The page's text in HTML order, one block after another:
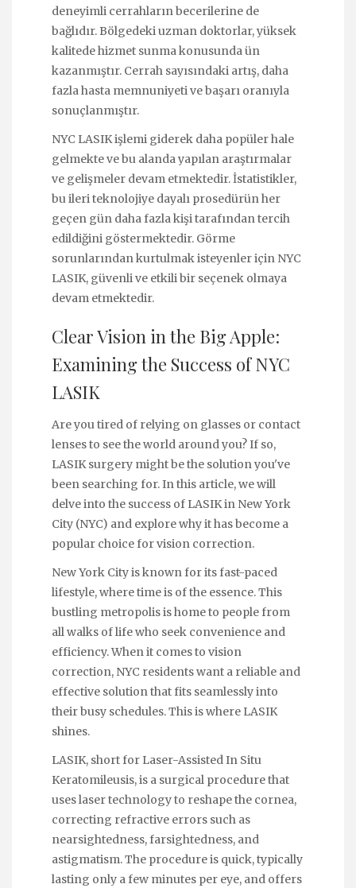
deneyimli cerrahların becerilerine de
bağlıdır. Bölgedeki uzman doktorlar, yüksek
kalitede hizmet sunma konusunda ün
kazanmıştır. Cerrah sayısındaki artış, daha
fazla hasta memnuniyeti ve başarı oranıyla
sonuçlanmıştır.
NYC LASIK işlemi giderek daha popüler hale
gelmekte ve bu alanda yapılan araştırmalar
ve gelişmeler devam etmektedir. İstatistikler,
bu ileri teknolojiye dayalı prosedürün her
geçen gün daha fazla kişi tarafından tercih
edildiğini göstermektedir. Görme
sorunlarından kurtulmak isteyenler için NYC
LASIK, güvenli ve etkili bir seçenek olmaya
devam etmektedir.
Clear Vision in the Big Apple:
Examining the Success of NYC
LASIK
Are you tired of relying on glasses or contact
lenses to see the world around you? If so,
LASIK surgery might be the solution you've
been searching for. In this article, we will
delve into the success of LASIK in New York
City (NYC) and explore why it has become a
popular choice for vision correction.
New York City is known for its fast-paced
lifestyle, where time is of the essence. This
bustling metropolis is home to people from
all walks of life who seek convenience and
efficiency. When it comes to vision
correction, NYC residents want a reliable and
effective solution that fits seamlessly into
their busy schedules. This is where LASIK
shines.
LASIK, short for Laser-Assisted In Situ
Keratomileusis, is a surgical procedure that
uses laser technology to reshape the cornea,
correcting refractive errors such as
nearsightedness, farsightedness, and
astigmatism. The procedure is quick, typically
lasting only a few minutes per eye, and offers